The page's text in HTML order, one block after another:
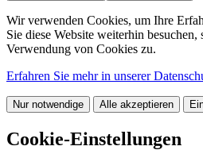
Wir verwenden Cookies, um Ihre
Sie diese Website weiterhin besuchen,
Verwendung von Cookies zu.
Erfahren Sie mehr in unserer
Nur notwendige Alle akzeptieren
Cookie-Einstellungen